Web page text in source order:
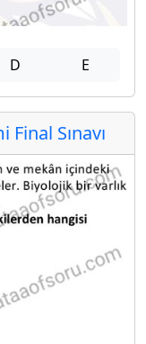
D E
Sınavı